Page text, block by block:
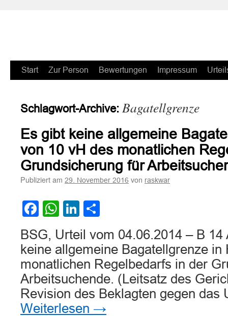
Zum
springen
Start Zur Person Bewertungen Impressum
Schlagwort-Archive: Bagatellgrenze
Es gibt keine allgemeine
von 10 vH des monatlichen
Grundsicherung für
Publiziert am 29. November 2016 von raskwar
Facebook
WhatsApp
LinkedIn
BSG, Urteil vom 04.06.2014 – B
keine allgemeine Bagatellgrenze in
monatlichen Regelbedarfs in der
Arbeitsuchende. (Leitsatz des
Revision des Beklagten gegen
Weiterlesen →